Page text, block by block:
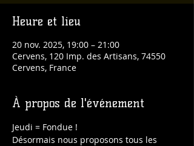
Heure et lieu
20 nov. 2025, 19:00 – 21:00
Cervens, 120 Imp. des Artisans, 74550
Cervens, France
À propos de l'événement
Jeudi = Fondue !
Désormais nous proposons tous les